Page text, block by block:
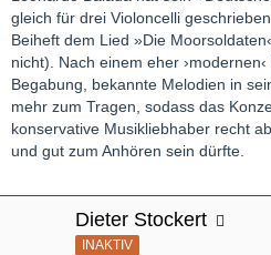
gleich für drei Violoncelli
Beiheft dem Lied »Die
nicht). Nach einem eher
Begabung, bekannte Melodien in
mehr zum Tragen, sodass das
konservative Musikliebhaber recht
und gut zum Anhören sein dürfte.
Dieter Stockert
INAKTIV